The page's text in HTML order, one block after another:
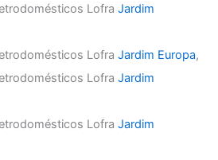
LofraJardim
LofraJardim Europa,
LofraJardim
LofraJardim